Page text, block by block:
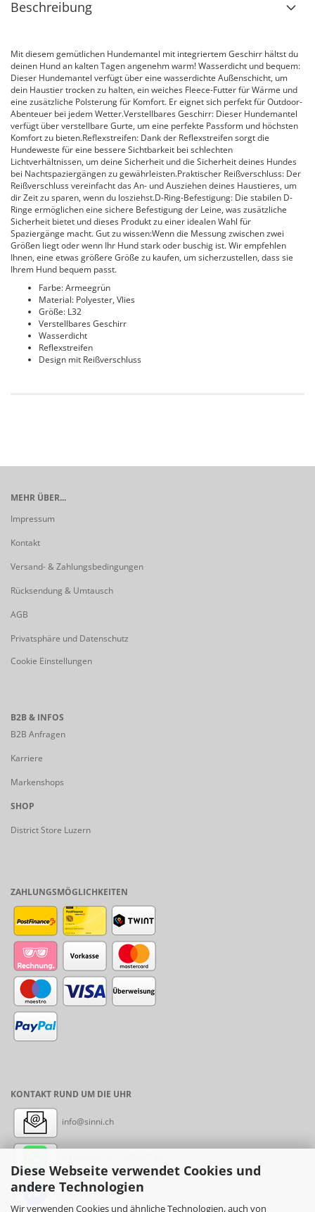
Diese Webseite verwendet Cookies und
andere Technologien
Wir verwenden Cookies und ähnliche Technologien, auch von
Beschreibung
Mit diesem gemütlichen Hundemantel mit integriertem Geschirr hältst du
deinen Hund an kalten Tagen angenehm warm! Wasserdicht und bequem:
Dieser Hundemantel verfügt über eine wasserdichte Außenschicht, um
dein Haustier trocken zu halten, ein weiches Fleece-Futter für Wärme und
eine zusätzliche Polsterung für Komfort. Er eignet sich perfekt für Outdoor-
Abenteuer bei jedem Wetter.Verstellbares Geschirr: Dieser Hundemantel
verfügt über verstellbare Gurte, um eine perfekte Passform und höchsten
Komfort zu bieten.Reflexstreifen: Dank der Reflexstreifen sorgt die
Hundeweste für eine bessere Sichtbarkeit bei schlechten
Lichtverhältnissen, um deine Sicherheit und die Sicherheit deines Hundes
bei Nachtspaziergängen zu gewährleisten.Praktischer Reißverschluss: Der
Reißverschluss vereinfacht das An- und Ausziehen deines Haustieres, um
dir Zeit zu sparen, wenn du losziehst.D-Ring-Befestigung: Die stabilen D-
Ringe ermöglichen eine sichere Befestigung der Leine, was zusätzliche
Sicherheit bietet und dieses Produkt zu einer idealen Wahl für
Spaziergänge macht. Gut zu wissen:Wenn die Messung zwischen zwei
Größen liegt oder wenn Ihr Hund stark oder buschig ist. Wir empfehlen
Ihnen, eine etwas größere Größe zu kaufen, um sicherzustellen, dass sie
Ihrem Hund bequem passt.
Farbe: Armeegrün
Material: Polyester, Vlies
Größe: L32
Verstellbares Geschirr
Wasserdicht
Reflexstreifen
Design mit Reißverschluss
MEHR ÜBER...
Impressum
Kontakt
Versand- & Zahlungsbedingungen
Rücksendung & Umtausch
AGB
Privatsphäre und Datenschutz
Cookie Einstellungen
B2B & INFOS
B2B Anfragen
Karriere
Markenshops
SHOP
District Store Luzern
ZAHLUNGSMÖGLICHKEITEN
KONTAKT RUND UM DIE UHR
info@sinni.ch
Messenger: sinni.ch